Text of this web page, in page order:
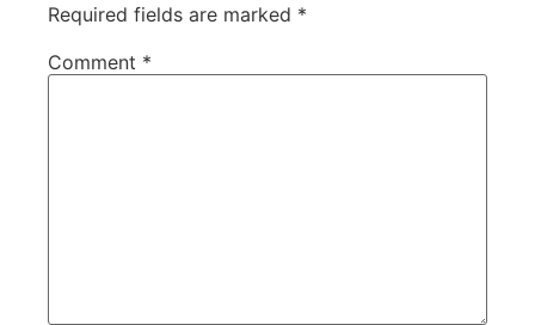
Required fields are marked *
Comment *